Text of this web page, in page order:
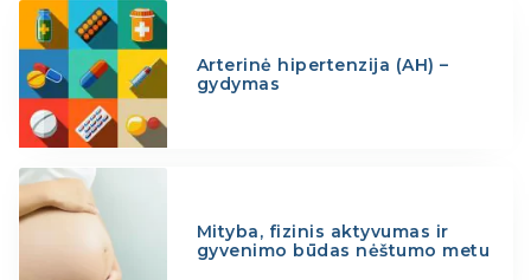
Arterinė hipertenzija (AH) –
gydymas
Mityba, fizinis aktyvumas ir
gyvenimo būdas nėštumo metu